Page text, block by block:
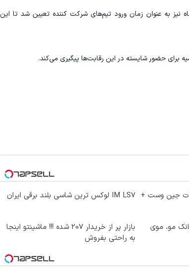
شهر هایکو در کشور چین به عنوان میزبان جدید معرفی و ۱۹ تیرماه نیز به عنوان زمان ورود تیم‌های شرکت کننده تعیین شد تا این
جین وست + IM LS7 لوکس ترین شاسی بلند برقی ایران
مو، موی
بازار پر از خریدار 207 شده !!! ماشینتو اینجا
به راحتی بفروش